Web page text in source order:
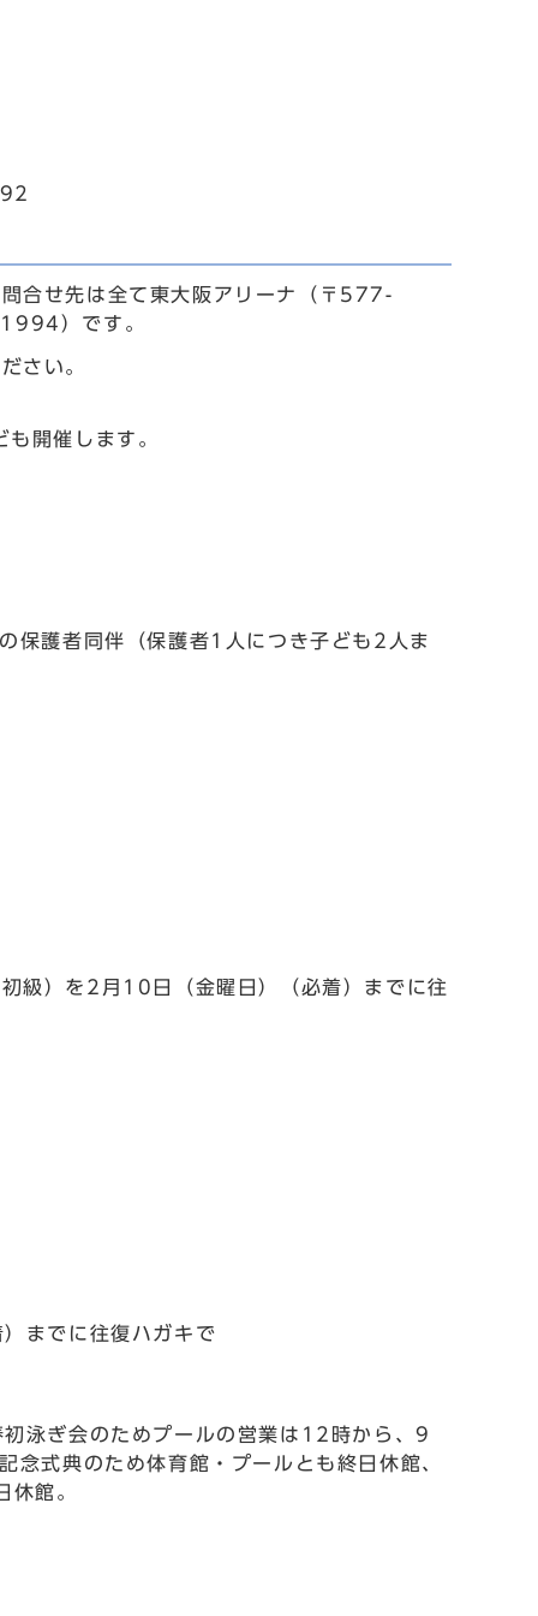
合せ先は全て東大阪アリーナ（〒577-
）です。
さい。
開催します。
保護者同伴（保護者1人につき子ども2人ま
級）を2月10日（金曜日）（必着）までに往
までに往復ハガキで
泳ぎ会のためプールの営業は12時から、9
式典のため体育館・プールとも終日休館、
館。